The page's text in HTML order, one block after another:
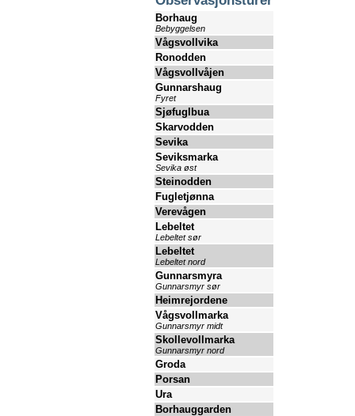
Borhaug
Bebyggelsen
Vågsvollvika
Ronodden
Vågsvollvåjen
Gunnarshaug
Fyret
Sjøfuglbua
Skarvodden
Sevika
Seviksmarka
Sevika øst
Steinodden
Fugletjønna
Verevågen
Lebeltet
Lebeltet sør
Lebeltet
Lebeltet nord
Gunnarsmyra
Gunnarsmyr sør
Heimrejordene
Vågsvollmarka
Gunnarsmyr midt
Skollevollmarka
Gunnarsmyr nord
Groda
Porsan
Ura
Borhauggarden